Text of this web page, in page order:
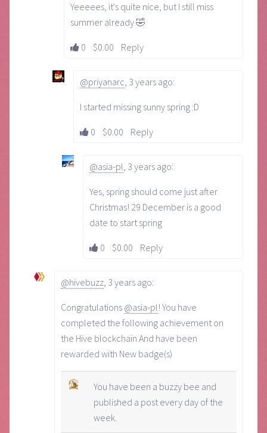
Yeeeees, it's quite nice, but I still miss
summer already 🤣
0 $0.00 Reply
@priyanarc, 3 years ago:
I started missing sunny spring :D
0 $0.00 Reply
@asia-pl, 3 years ago:
Yes, spring should come just after
Christmas! 29 December is a good
date to start spring
0 $0.00 Reply
@hivebuzz, 3 years ago:
Congratulations @asia-pl! You have
completed the following achievement on
the Hive blockchain And have been
rewarded with New badge(s)
You have been a buzzy bee and
published a post every day of the
week.